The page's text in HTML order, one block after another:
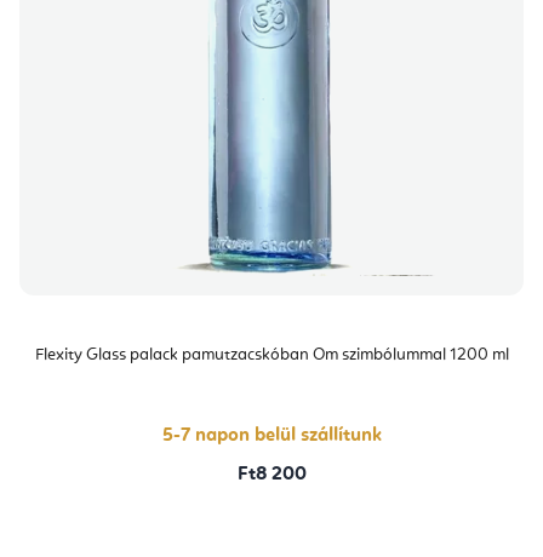
Flexity Glass palack pamutzacskóban Om szimbólummal 1200 ml
5-7 napon belül szállítunk
Ft8 200